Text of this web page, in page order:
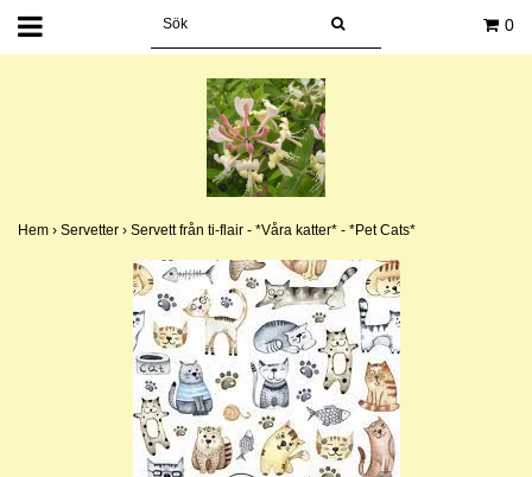
0
Hem › Servetter › Servett från ti-flair - *Våra katter* - *Pet Cats*